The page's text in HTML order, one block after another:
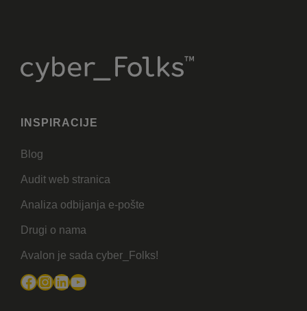
INSPIRACIJE
Blog
Audit web stranica
Analiza odbijanja e-pošte
Drugi o nama
Avalon je sada cyber_Folks!
Facebook
Instagram
LinkedIn
YouTube